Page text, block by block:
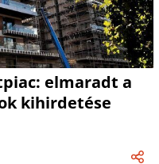
elmaradt a
kihirdetése